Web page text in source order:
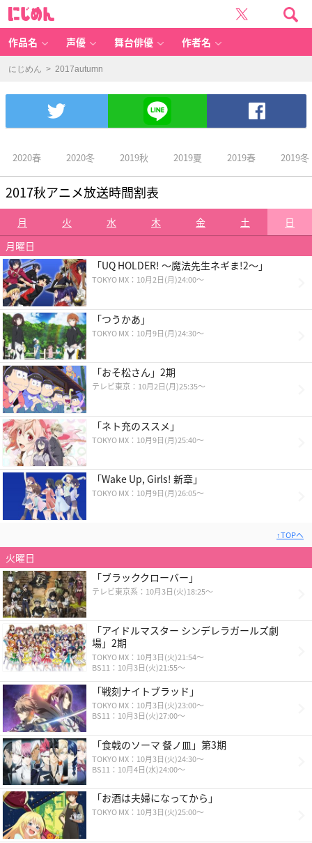
a
n
け
報
ん
作品名 声優 舞台俳優 作者名
にじめん > 2017autumn
2020春 2020冬 2019秋 2019夏 2019春 2019冬
2017秋アニメ放送時間割表
月 火 水 木 金 土
日
月曜日
「UQ HOLDER! ～魔法先生ネギま!2～」
TOKYO MX：10月2日(月)24:00～
「つうかあ」
TOKYO MX：10月9日(月)24:30～
「おそ松さん」2期
テレビ東京：10月2日(月)25:35〜
「ネト充のススメ」
TOKYO MX：10月9日(月)25:40～
「Wake Up, Girls! 新章」
TOKYO MX：10月9日(月)26:05～
↑TOPへ
火曜日
「ブラッククローバー」
テレビ東京系：10月3日(火)18:25〜
「アイドルマスター シンデレラガールズ劇
場」2期
TOKYO MX：10月3日(火)21:54〜
BS11：10月3日(火)21:55〜
「戦刻ナイトブラッド」
TOKYO MX：10月3日(火)23:00～
BS11：10月3日(火)27:00～
「食戟のソーマ 餐ノ皿」第3期
TOKYO MX：10月3日(火)24:30～
BS11：10月4日(水)24:00～
「お酒は夫婦になってから」
TOKYO MX：10月3日(火)25:00〜